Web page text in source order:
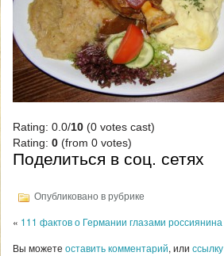
Rating: 0.0/10 (0 votes cast)
Rating: 0 (from 0 votes)
Поделиться в соц. сетях
Опубликовано в рубрике
« 111 фактов о Германии глазами россиянина
Вы можете оставить комментарий, или ссылку